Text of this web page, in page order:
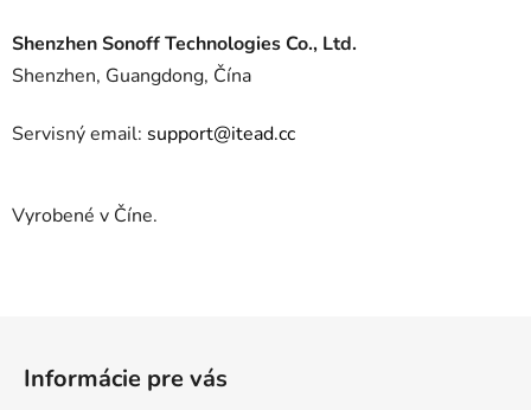
Shenzhen Sonoff Technologies Co., Ltd.
Shenzhen, Guangdong, Čína
Servisný email: support@itead.cc
Vyrobené v Číne.
Informácie pre vás